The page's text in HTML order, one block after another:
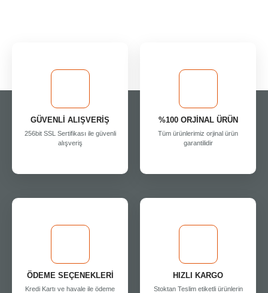
GÜVENLİ ALIŞVERİŞ
256bit SSL Sertifikası ile güvenli
alışveriş
%100 ORJİNAL ÜRÜN
Tüm ürünlerimiz orjinal ürün
garantilidir
ÖDEME SEÇENEKLERİ
Kredi Kartı ve havale ile ödeme
HIZLI KARGO
Stoktan Teslim etiketli ürünlerin